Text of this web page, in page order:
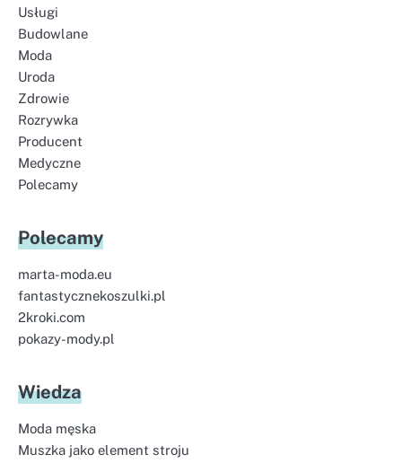
Usługi
Budowlane
Moda
Uroda
Zdrowie
Rozrywka
Producent
Medyczne
Polecamy
Polecamy
marta-moda.eu
fantastycznekoszulki.pl
2kroki.com
pokazy-mody.pl
Wiedza
Moda męska
Muszka jako element stroju